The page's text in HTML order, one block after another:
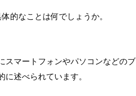
的なことは何でしょうか。
スマートフォンやパソコンなどのブ
述べられています。